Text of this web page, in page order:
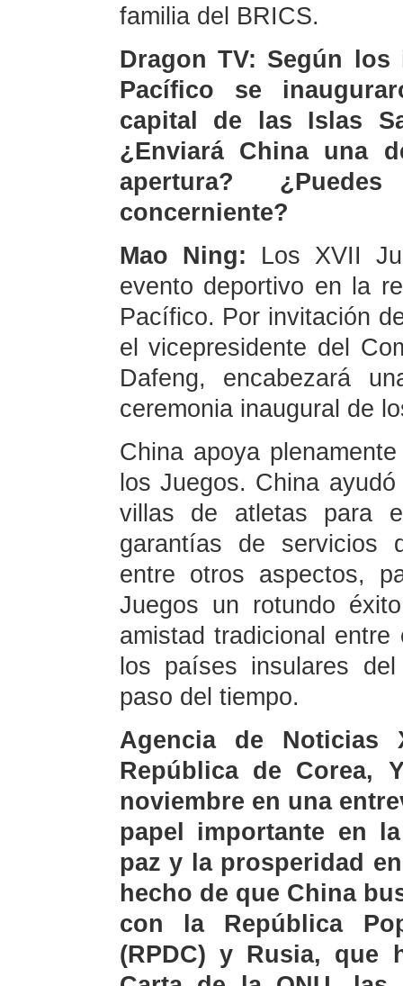
familia del BRICS.
Dragon TV: Según
Pacífico se
capital de las Islas
¿Enviará China una
apertura?
concerniente?
Mao Ning: Los XVII
evento deportivo en la
Pacífico. Por invitación
el vicepresidente del
Dafeng, encabezará
ceremonia inaugural de
China apoya
los Juegos. China
villas de atletas para
garantías de servicios
entre otros aspectos,
Juegos un rotundo
amistad tradicional
los países insulares
paso del tiempo.
Agencia de Noticias
República de Corea,
noviembre en una
papel importante en
paz y la prosperidad
hecho de que China
con la República
(RPDC) y Rusia, que